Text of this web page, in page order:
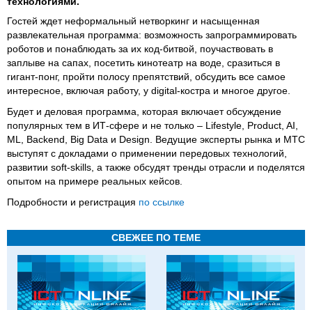
Гостей ждет неформальный нетворкинг и насыщенная
развлекательная программа: возможность запрограммировать
роботов и понаблюдать за их код-битвой, поучаствовать в
заплыве на сапах, посетить кинотеатр на воде, сразиться в
гигант-понг, пройти полосу препятствий, обсудить все самое
интересное, включая работу, у digital-костра и многое другое.
Будет и деловая программа, которая включает обсуждение
популярных тем в ИТ-сфере и не только – Lifestyle, Product, AI,
ML, Backend, Big Data и Design. Ведущие эксперты рынка и МТС
выступят с докладами о применении передовых технологий,
развитии soft-skills, а также обсудят тренды отрасли и поделятся
опытом на примере реальных кейсов.
Подробности и регистрация по ссылке
СВЕЖЕЕ ПО ТЕМЕ